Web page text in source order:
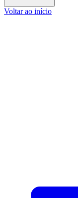
Voltar ao início